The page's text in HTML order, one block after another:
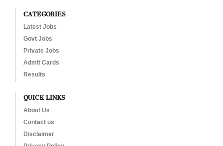
CATEGORIES
Latest Jobs
Govt Jobs
Private Jobs
Admit Cards
Results
QUICK LINKS
About Us
Contact us
Disclaimer